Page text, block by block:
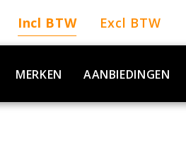
Incl BTW Excl BTW
MERKEN AANBIEDINGEN